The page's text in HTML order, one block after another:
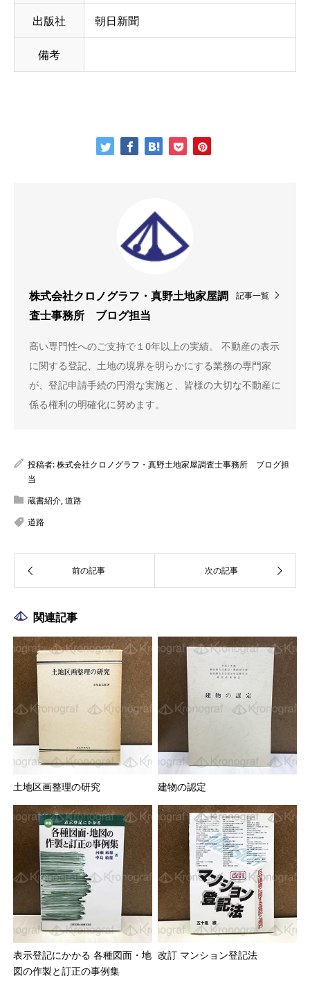
出版社 朝日新聞
備考
記事一覧
株式会社クロノグラフ・真野土地家屋調
査士事務所 ブログ担当
高い専門性へのご支持で１0年以上の実績。 不動産の表示
に関する登記、土地の境界を明らかにする業務の専門家
が、登記申請手続の円滑な実施と、皆様の大切な不動産に
係る権利の明確化に努めます。
投稿者:株式会社クロノグラフ・真野土地家屋調査士事務所 ブログ担
当
蔵書紹介,道路
道路
関連記事
土地区画整理の研究 建物の認定
表示登記にかかる 各種図面・地
図の作製と訂正の事例集
改訂 マンション登記法